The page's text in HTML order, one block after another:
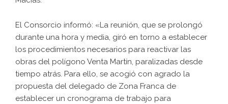
El Consorcio informó: «La reunión, que se prolongó
durante una hora y media, giró en torno a establecer
los procedimientos necesarios para reactivar las
obras del polígono Venta Martín, paralizadas desde
tiempo atrás. Para ello, se acogió con agrado la
propuesta del delegado de Zona Franca de
establecer un cronograma de trabajo para